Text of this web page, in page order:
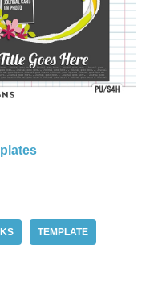
TEMPLATE